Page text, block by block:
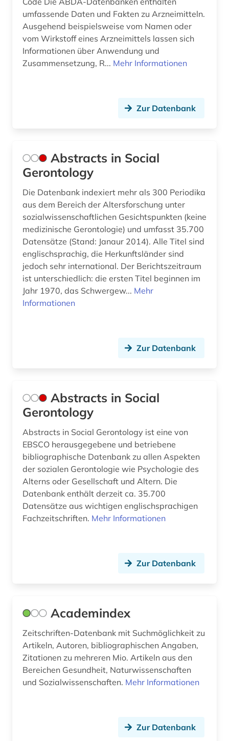
bibliothekskatalog plus (1)
bibliothekswesen (1)
bibliothekswesen: biologie (1)
bibliothekswesen: medizin (1)
bildgebendes verfahren (1)
bildnis (1)
bildverarbeitung (1)
biochemie (9)
biochemische methode (1)
biodiversität (1)
biographie (2)
bioinformatik (4)
bioingenieurwesen (1)
biologie (42)
biomechanik (1)
biomedizin (24)
bodenkunde (1)
botanik (4)
botanischer garten (1)
briefsammlung (2)
umfassende Daten und Fakten zu Arzneimitteln.
Ausgehend beispielsweise vom Namen oder
vom Wirkstoff eines Arzneimittels lassen sich
Informationen über Anwendung und
Zusammensetzung, R... Mehr Informationen
Zur Datenbank
Abstracts in Social
Gerontology
Die Datenbank indexiert mehr als 300 Periodika
aus dem Bereich der Altersforschung unter
sozialwissenschaftlichen Gesichtspunkten (keine
medizinische Gerontologie) und umfasst 35.700
Datensätze (Stand: Janaur 2014). Alle Titel sind
englischsprachig, die Herkunftsländer sind
jedoch sehr international. Der Berichtszeitraum
ist unterschiedlich: die ersten Titel beginnen im
Jahr 1970, das Schwergew... Mehr
Informationen
Zur Datenbank
Abstracts in Social
Gerontology
Abstracts in Social Gerontology ist eine von
EBSCO herausgegebene und betriebene
bibliographische Datenbank zu allen Aspekten
der sozialen Gerontologie wie Psychologie des
Alterns oder Gesellschaft und Altern. Die
Datenbank enthält derzeit ca. 35.700
Datensätze aus wichtigen englischsprachigen
Fachzeitschriften. Mehr Informationen
Zur Datenbank
Academindex
Zeitschriften-Datenbank mit Suchmöglichkeit zu
Artikeln, Autoren, bibliographischen Angaben,
Zitationen zu mehreren Mio. Artikeln aus den
Bereichen Gesundheit, Naturwissenschaften
und Sozialwissenschaften. Mehr Informationen
Zur Datenbank